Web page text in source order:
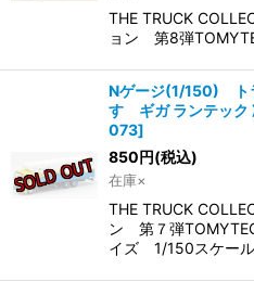
THE TRUCK
ョン 第8弾
Nゲージ(1/150) ト
すゞギガ ランテック
073]
850円(税込)
在庫×
THE TRUCK
ン 第７弾
イズ 1/150スケール